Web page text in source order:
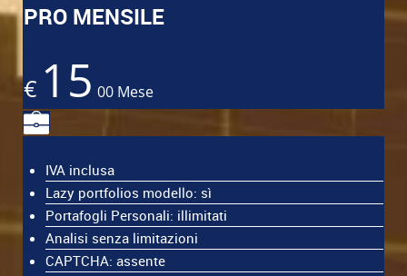
PRO MENSILE
€ 15 00 Mese
IVA inclusa
Lazy portfolios modello: sì
Portafogli Personali: illimitati
Analisi senza limitazioni
CAPTCHA: assente